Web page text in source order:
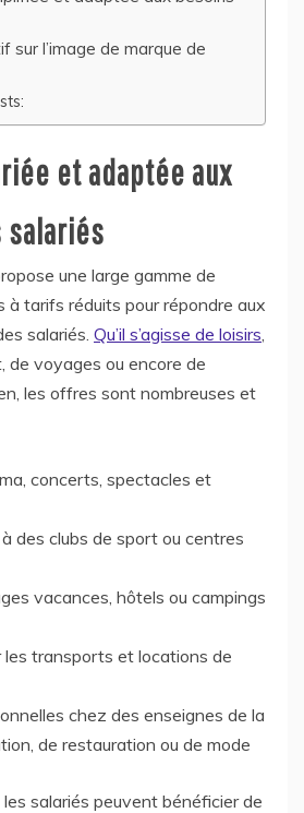
sur l’image de marque de
et adaptée aux
salariés
une large gamme de
à tarifs réduits pour répondre aux
salariés. Qu’il s’agisse de loisirs,
de voyages ou encore de
les offres sont nombreuses et
concerts, spectacles et
des clubs de sport ou centres
vacances, hôtels ou campings
les transports et locations de
chez des enseignes de la
de restauration ou de mode
salariés peuvent bénéficier de